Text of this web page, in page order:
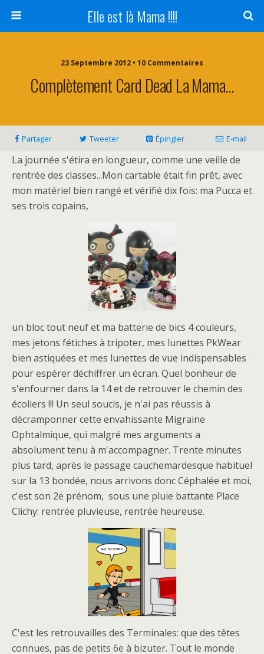
Elle est là Mama !!!!
23 Septembre 2012 • 10 Commentaires
Complètement Card Dead La Mama…
Partager Tweeter Épingler E-mail
La journée s'étira en longueur, comme une veille de
rentrée des classes...Mon cartable était fin prêt, avec
mon matériel bien rangé et vérifié dix fois: ma Pucca et
ses trois copains,
un bloc tout neuf et ma batterie de bics 4 couleurs,
mes jetons fétiches à tripoter, mes lunettes PkWear
bien astiquées et mes lunettes de vue indispensables
pour espérer déchiffrer un écran. Quel bonheur de
s'enfourner dans la 14 et de retrouver le chemin des
écoliers !!! Un seul soucis, je n'ai pas réussis à
décramponner cette envahissante Migraine
Ophtalmique, qui malgré mes arguments a
absolument tenu à m'accompagner. Trente minutes
plus tard, après le passage cauchemardesque habituel
sur la 13 bondée, nous arrivons donc Céphalée et moi,
c'est son 2e prénom, sous une pluie battante Place
Clichy: rentrée pluvieuse, rentrée heureuse.
C'est les retrouvailles des Terminales: que des têtes
connues, pas de petits 6e à bizuter. Tout le monde